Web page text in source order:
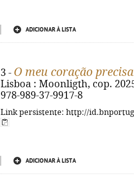
ADICIONAR À LISTA
3 - O meu coração
Lisboa : Moonligth, cop.
978-989-37-9917-8
Link persistente: http://
ADICIONAR À LISTA